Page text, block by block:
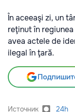
În aceeaşi zi, un
reţinut în
avea actele de
ilegal în ţară.
Источник 24h